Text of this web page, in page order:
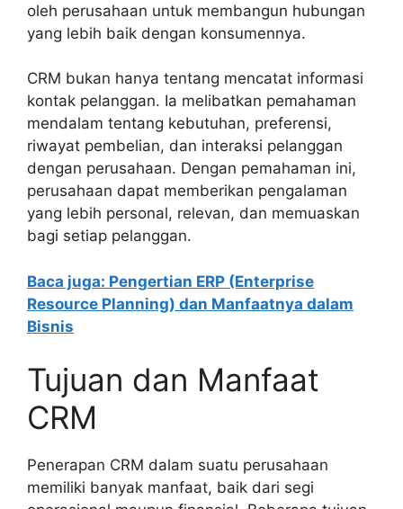
oleh perusahaan untuk membangun hubungan
yang lebih baik dengan konsumennya.
CRM bukan hanya tentang mencatat informasi
kontak pelanggan. Ia melibatkan pemahaman
mendalam tentang kebutuhan, preferensi,
riwayat pembelian, dan interaksi pelanggan
dengan perusahaan. Dengan pemahaman ini,
perusahaan dapat memberikan pengalaman
yang lebih personal, relevan, dan memuaskan
bagi setiap pelanggan.
Baca juga: Pengertian ERP (Enterprise
Resource Planning) dan Manfaatnya dalam
Bisnis
Tujuan dan Manfaat
CRM
Penerapan CRM dalam suatu perusahaan
memiliki banyak manfaat, baik dari segi